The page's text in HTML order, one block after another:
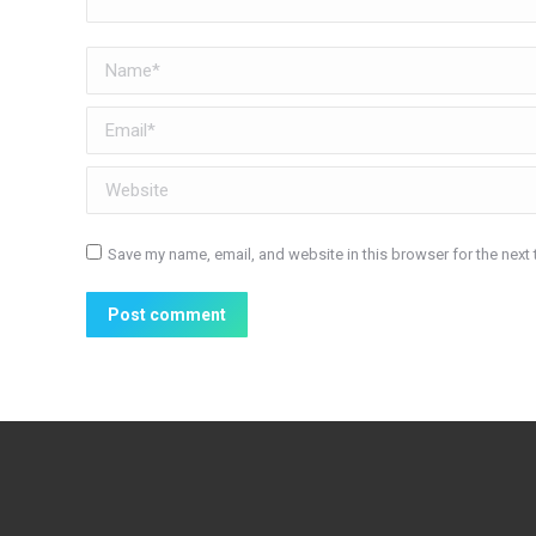
Name *
Email *
Website
Save my name, email, and website in this browser for the next
Post comment